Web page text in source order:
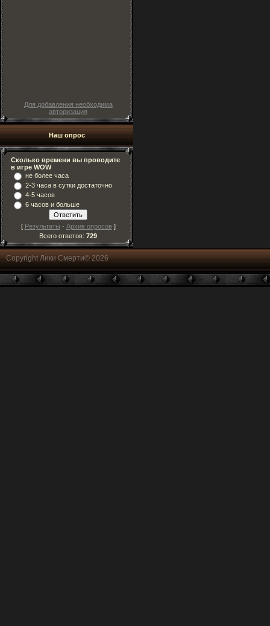
Для добавления необходима
авторизация
Наш опрос
Сколько времени вы проводите
в игре WOW
не более часа
2-3 часа в сутки достаточно
4-5 часов
6 часов и больше
[ Результаты · Архив опросов ]
Всего ответов: 729
Copyright Лики Смерти© 2026